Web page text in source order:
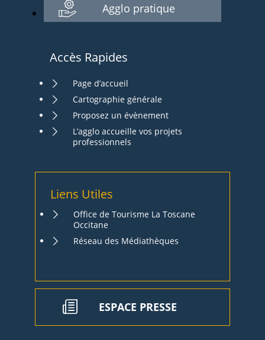
Agglo pratique
Accès Rapides
Page d’accueil
Cartographie générale
Proposez un évènement
L’agglo accueille vos projets
professionnels
Liens Utiles
Office de Tourisme La Toscane
Occitane
Réseau des Médiathèques
ESPACE PRESSE